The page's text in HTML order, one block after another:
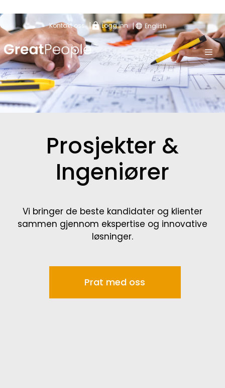
Kontakt oss | Logg inn | English
Prosjekter &
Ingeniører
Vi bringer de beste kandidater og klienter
sammen gjennom ekspertise og innovative
løsninger.
Prat med oss